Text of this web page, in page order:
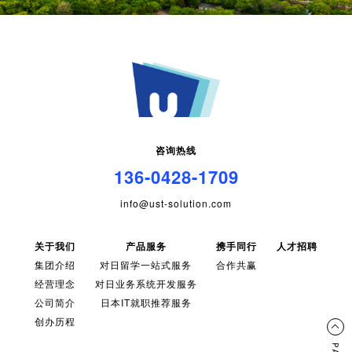
咨询热线
136-0428-1709
info@ust-solution.com
关于我们
集团介绍
经营理念
公司简介
创办历程
产品服务
对日留学一站式服务
对日业务系统开发服务
日本IT就职推荐服务
携手同行
合作共赢
人才招聘